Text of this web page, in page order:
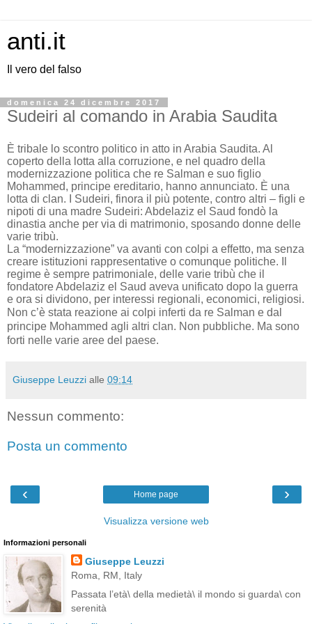
anti.it
Il vero del falso
domenica 24 dicembre 2017
Sudeiri al comando in Arabia Saudita
È tribale lo scontro politico in atto in Arabia Saudita. Al
coperto della lotta alla corruzione, e nel quadro della
modernizzazione politica che re Salman e suo figlio
Mohammed, principe ereditario, hanno annunciato. È una
lotta di clan. I Sudeiri, finora il più potente, contro altri – figli e
nipoti di una madre Sudeiri: Abdelaziz el Saud fondò la
dinastia anche per via di matrimonio, sposando donne delle
varie tribù.
La “modernizzazione” va avanti con colpi a effetto, ma senza
creare istituzioni rappresentative o comunque politiche. Il
regime è sempre patrimoniale, delle varie tribù che il
fondatore Abdelaziz el Saud aveva unificato dopo la guerra
e ora si dividono, per interessi regionali, economici, religiosi.
Non c’è stata reazione ai colpi inferti da re Salman e dal
principe Mohammed agli altri clan. Non pubbliche. Ma sono
forti nelle varie aree del paese.
Giuseppe Leuzzi alle 09:14
Nessun commento:
Posta un commento
‹ ›
Home page
Visualizza versione web
Informazioni personali
Giuseppe Leuzzi
Roma, RM, Italy
Passata l’età\ della medietà\ il mondo si guarda\ con
serenità